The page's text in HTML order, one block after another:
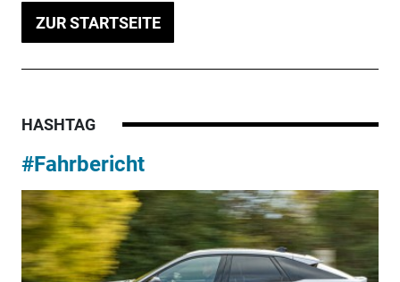
ZUR STARTSEITE
HASHTAG
#Fahrbericht